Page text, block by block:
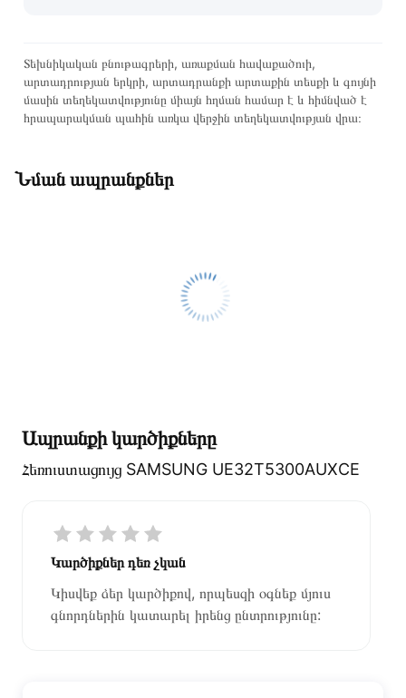
Տեխնիկական բնութագրերի, առաքման հավաքածուի,
արտադրության երկրի, արտադրանքի արտաքին տեսքի և գույնի
մասին տեղեկատվությունը միայն հղման համար է և հիմնված է
հրապարակման պահին առկա վերջին տեղեկատվության վրա։
Նման ապրանքներ
Ապրանքի կարծիքները
Հեռուստացույց SAMSUNG UE32T5300AUXCE
Կարծիքներ դեռ չկան
Կիսվեք ձեր կարծիքով, որպեսզի օգնեք մյուս
գնորդներին կատարել իրենց ընտրությունը: